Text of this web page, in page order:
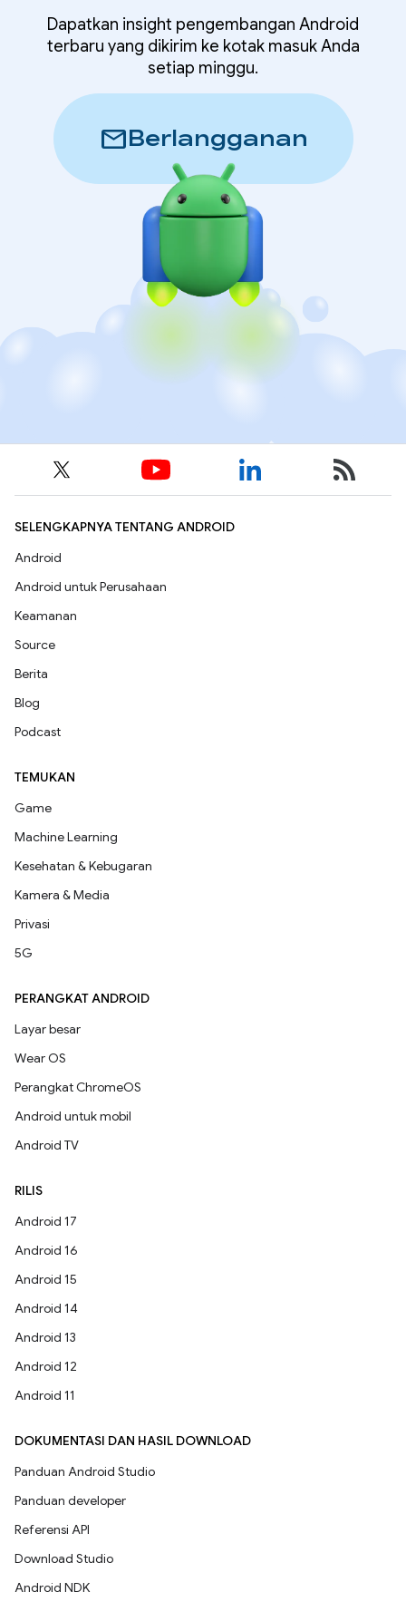
Dapatkan insight pengembangan Android
terbaru yang dikirim ke kotak masuk Anda
setiap minggu.
mailBerlangganan
SELENGKAPNYA TENTANG ANDROID
Android
Android untuk Perusahaan
Keamanan
Source
Berita
Blog
Podcast
TEMUKAN
Game
Machine Learning
Kesehatan & Kebugaran
Kamera & Media
Privasi
5G
PERANGKAT ANDROID
Layar besar
Wear OS
Perangkat ChromeOS
Android untuk mobil
Android TV
RILIS
Android 17
Android 16
Android 15
Android 14
Android 13
Android 12
Android 11
DOKUMENTASI DAN HASIL DOWNLOAD
Panduan Android Studio
Panduan developer
Referensi API
Download Studio
Android NDK